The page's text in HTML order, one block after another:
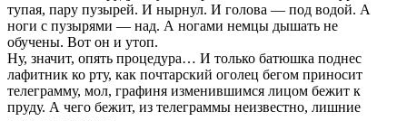
тупая, пару пузырей. И нырнул. И голова — под водой. А
ноги с пузырями — над. А ногами немцы дышать не
обучены. Вот он и утоп.
Ну, значит, опять процедура… И только батюшка поднес
лафитник ко рту, как почтарский оголец бегом приносит
телеграмму, мол, графиня изменившимся лицом бежит к
пруду. А чего бежит, из телеграммы неизвестно, лишние